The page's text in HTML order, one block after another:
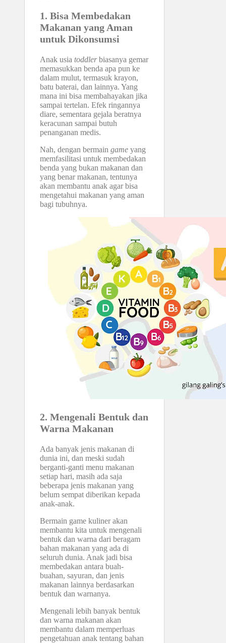
1. Bisa Membedakan
Makanan yang Aman
untuk Dikonsumsi
Anak usia toddlerbiasanya gemar
memasukkan benda apa pun ke
dalam mulut, termasuk krayon,
batu baterai, dan lainnya. Yang
mana ini bisa membahayakan jika
sampai tertelan. Efek ringannya
diare, sementara gejala beratnya
keracunan sampai butuh
penanganan medis.
Nah, dengan bermain game yang
memfasilitasi untuk membedakan
benda yang bukan makanan dan
yang benar makanan, tentunya
akan membantu anak agar bisa
mengetahui makanan yang aman
bagi tubuhnya.
2. Mengenali Bentuk dan
Warna Makanan
Ada banyak jenis makanan di
dunia ini, dan meski sudah
berganti-ganti menu makanan
setiap hari, masih ada saja
beberapa jenis makanan yang
belum sempat diberikan kepada
anak-anak.
Bermain game kuliner akan
membantu kita untuk mengenali
bentuk dan warna dari beragam
bahan makanan yang ada di
seluruh dunia. Anak jadi bisa
membedakan antara buah-
buahan, sayuran, dan jenis
makanan lainnya berdasarkan
bentuk dan warnanya.
Mengenali lebih banyak bentuk
dan warna makanan akan
membantu dalam memperluas
pengetahuan anak tentang bahan